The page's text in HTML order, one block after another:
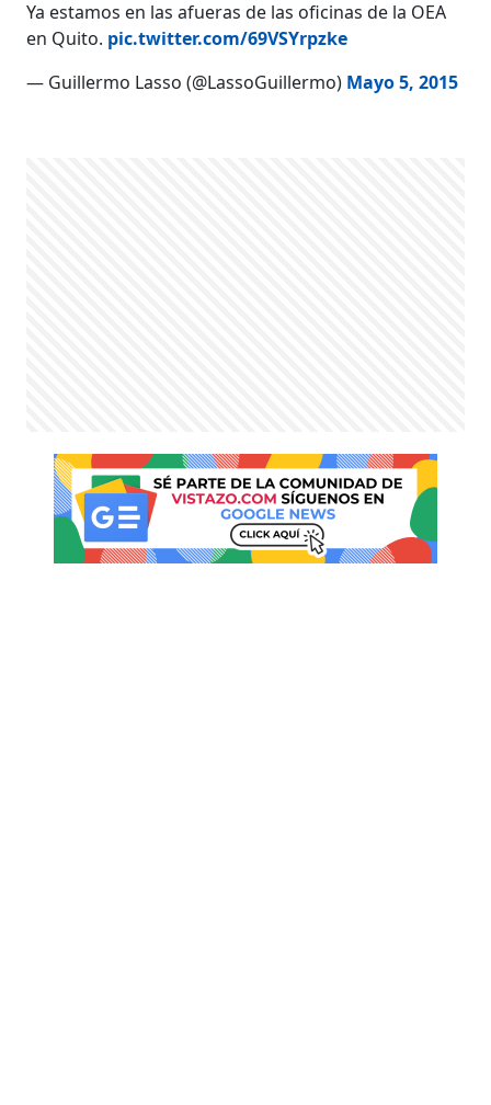
Ya estamos en las afueras de las oficinas de la OEA
en Quito. pic.twitter.com/69VSYrpzke
— Guillermo Lasso (@LassoGuillermo) Mayo 5, 2015